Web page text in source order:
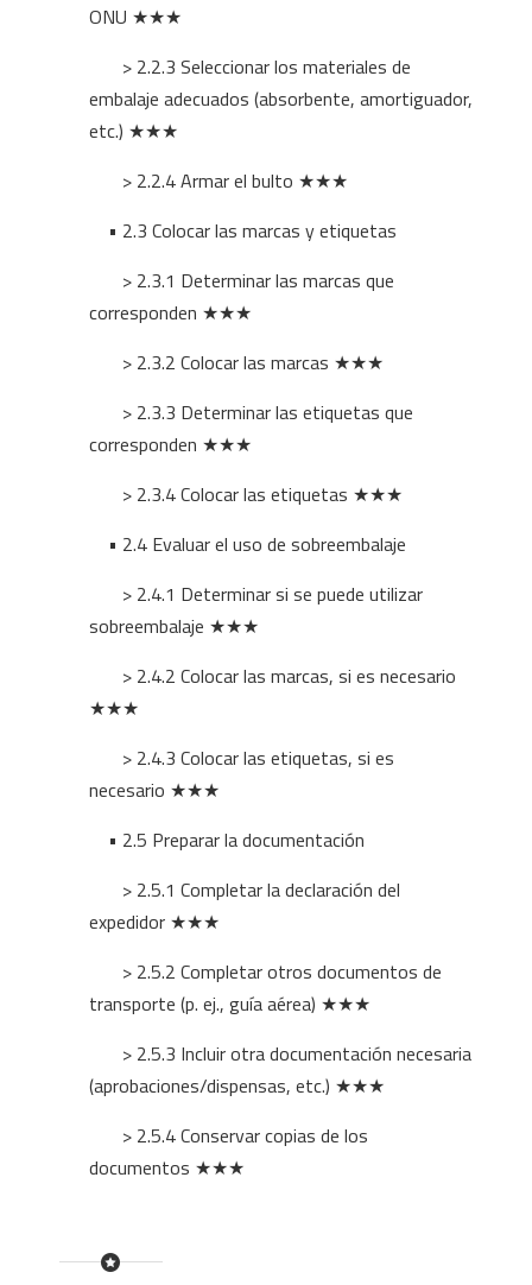
ONU ★★★
> 2.2.3 Seleccionar los materiales de
embalaje adecuados (absorbente, amortiguador,
etc.) ★★★
> 2.2.4 Armar el bulto ★★★
• 2.3 Colocar las marcas y etiquetas
> 2.3.1 Determinar las marcas que
corresponden ★★★
> 2.3.2 Colocar las marcas ★★★
> 2.3.3 Determinar las etiquetas que
corresponden ★★★
> 2.3.4 Colocar las etiquetas ★★★
• 2.4 Evaluar el uso de sobreembalaje
> 2.4.1 Determinar si se puede utilizar
sobreembalaje ★★★
> 2.4.2 Colocar las marcas, si es necesario
★★★
> 2.4.3 Colocar las etiquetas, si es
necesario ★★★
• 2.5 Preparar la documentación
> 2.5.1 Completar la declaración del
expedidor ★★★
> 2.5.2 Completar otros documentos de
transporte (p. ej., guía aérea) ★★★
> 2.5.3 Incluir otra documentación necesaria
(aprobaciones/dispensas, etc.) ★★★
> 2.5.4 Conservar copias de los
documentos ★★★